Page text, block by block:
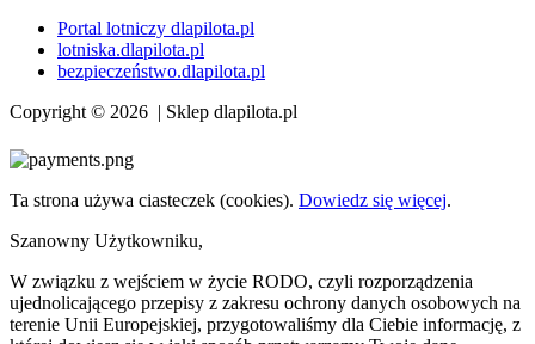
Portal lotniczy dlapilota.pl
lotniska.dlapilota.pl
bezpieczeństwo.dlapilota.pl
Copyright © 2026 | Sklep dlapilota.pl
Ta strona używa ciasteczek (cookies). Dowiedz się więcej.
Szanowny Użytkowniku,
W związku z wejściem w życie RODO, czyli rozporządzenia
ujednolicającego przepisy z zakresu ochrony danych osobowych na
terenie Unii Europejskiej, przygotowaliśmy dla Ciebie informację, z